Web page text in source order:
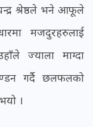
श्रेष्ठले भने आफूले
मजदुरहरुलाई
ज्याला माग्दा
गर्दै छलफलको
।